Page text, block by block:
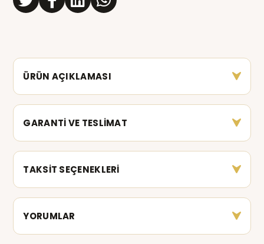
ÜRÜN AÇIKLAMASI
GARANTİ VE TESLİMAT
TAKSİT SEÇENEKLERİ
YORUMLAR